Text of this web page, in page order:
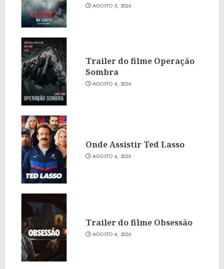
AGOSTO 5, 2026
Trailer do filme Operação
Sombra
AGOSTO 4, 2026
Onde Assistir Ted Lasso
AGOSTO 4, 2026
Trailer do filme Obsessão
AGOSTO 4, 2026